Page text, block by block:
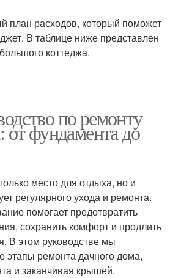
план расходов, который поможет
В таблице ниже представлен
коттеджа.
по ремонту
от фундамента до
место для отдыха, но и
регулярного ухода и ремонта.
помогает предотвратить
сохранить комфорт и продлить
В этом руководстве мы
этапы ремонта дачного дома,
и заканчивая крышей.